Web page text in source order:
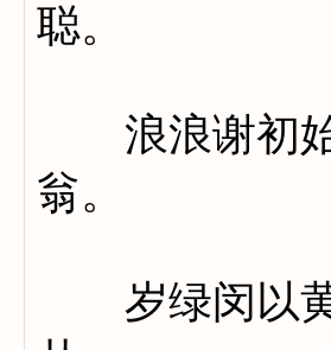
聪。
浪浪谢初始
翁。
岁绿闵以黄